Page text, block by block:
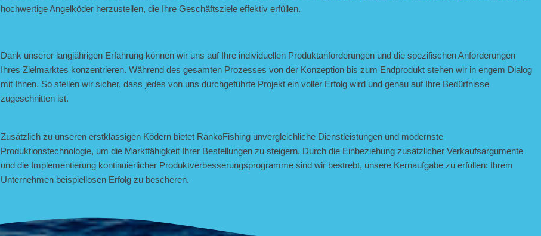
hochwertige Angelköder herzustellen, die Ihre Geschäftsziele effektiv erfüllen.
Dank unserer langjährigen Erfahrung können wir uns auf Ihre individuellen Produktanforderungen und die spezifischen Anforderungen
Ihres Zielmarktes konzentrieren. Während des gesamten Prozesses von der Konzeption bis zum Endprodukt stehen wir in engem Dialog
mit Ihnen. So stellen wir sicher, dass jedes von uns durchgeführte Projekt ein voller Erfolg wird und genau auf Ihre Bedürfnisse
zugeschnitten ist.
Zusätzlich zu unseren erstklassigen Ködern bietet RankoFishing unvergleichliche Dienstleistungen und modernste
Produktionstechnologie, um die Marktfähigkeit Ihrer Bestellungen zu steigern. Durch die Einbeziehung zusätzlicher Verkaufsargumente
und die Implementierung kontinuierlicher Produktverbesserungsprogramme sind wir bestrebt, unsere Kernaufgabe zu erfüllen: Ihrem
Unternehmen beispiellosen Erfolg zu bescheren.